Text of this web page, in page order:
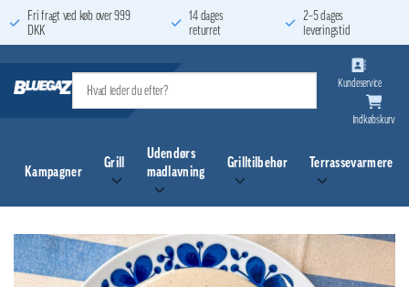
Fortsæt
til
Fri fragt ved køb over 999
DKK
14 dages
returret
2–5 dages
leveringstid
Kundeservice
Indkøbskurv
Kampagner
Grill
Udendørs
madlavning
Grilltilbehør Terrassevarmere